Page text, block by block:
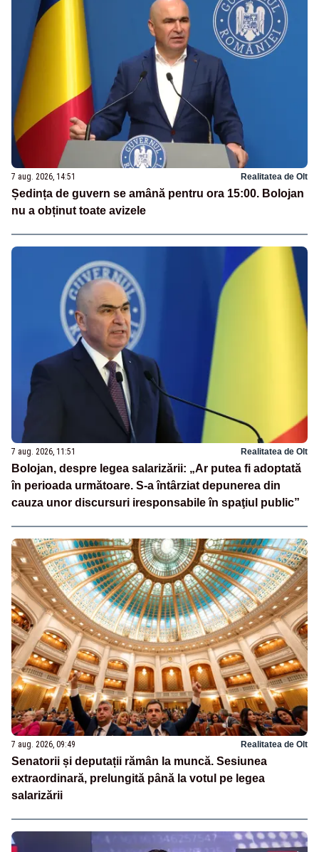
7 aug. 2026, 14:51 Realitatea de Olt
Ședința de guvern se amână pentru ora 15:00. Bolojan
nu a obținut toate avizele
7 aug. 2026, 11:51 Realitatea de Olt
Bolojan, despre legea salarizării: „Ar putea fi adoptată
în perioada următoare. S-a întârziat depunerea din
cauza unor discursuri iresponsabile în spaţiul public”
7 aug. 2026, 09:49 Realitatea de Olt
Senatorii și deputații rămân la muncă. Sesiunea
extraordinară, prelungită până la votul pe legea
salarizării